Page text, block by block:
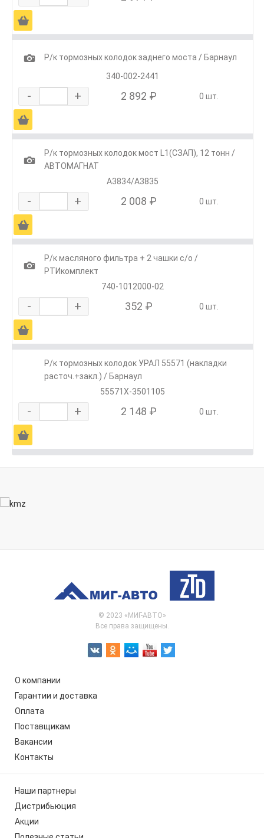
Ä
1
Р/к тормозных колодок заднего моста / Барнаул
340-002-2441
- + 2 892 ₽ 0 шт.
Ä
1
Р/к тормозных колодок мост L1(СЗАП), 12 тонн /
АВТОМАГНАТ
А3834/А3835
- + 2 008 ₽ 0 шт.
Ä
1
Р/к масляного фильтра + 2 чашки с/о /
РТИкомплект
740-1012000-02
- + 352 ₽ 0 шт.
Ä
Р/к тормозных колодок УРАЛ 55571 (накладки
расточ.+закл.) / Барнаул
55571Х-3501105
- + 2 148 ₽ 0 шт.
Ä
© 2023 «МИГ-АВТО»
Все права защищены.
О компании
Гарантии и доставка
Оплата
Поставщикам
Вакансии
Контакты
Наши партнеры
Дистрибьюция
Акции